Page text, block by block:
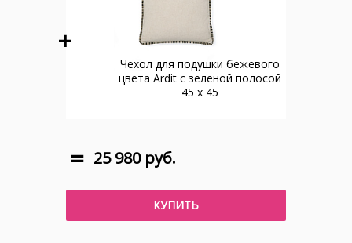
Чехол для подушки бежевого
цвета Ardit с зеленой полосой
45 x 45
25 980 руб.
КУПИТЬ